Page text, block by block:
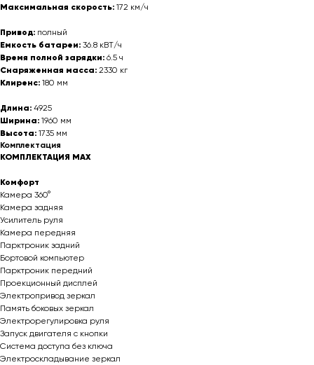
Максимальная скорость: 172 км/ч
Привод: полный
Емкость батареи: 36.8 кВТ/ч
Время полной зарядки: 6.5 ч
Снаряженная масса: 2330 кг
Клиренс: 180 мм
Длина: 4925
Ширина: 1960 мм
Высота: 1735 мм
Комплектация
КОМПЛЕКТАЦИЯ MAX
Комфорт
Камера 360°
Камера задняя
Усилитель руля
Камера передняя
Парктроник задний
Бортовой компьютер
Парктроник передний
Проекционный дисплей
Электропривод зеркал
Память боковых зеркал
Электрорегулировка руля
Запуск двигателя с кнопки
Система доступа без ключа
Электроскладывание зеркал